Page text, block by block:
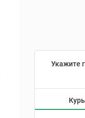
Укажите